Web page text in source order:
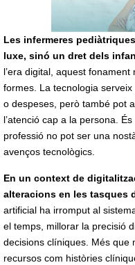
Les infermeres
luxe, sinó un dret dels
l’era digital, aquest
formes. La tecnologia
o despeses, però també pot
l’atenció cap a la persona.
professió no pot ser una
avenços tecnològics.
En un context de
alteracions en les tasques
artificial ha irromput al
el temps, millorar la precisió
decisions clíniques. Més que
recursos com històries